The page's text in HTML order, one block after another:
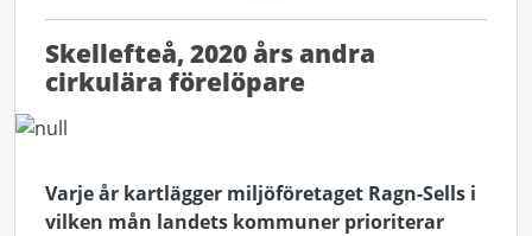
​Skellefteå, 2020 års andra
cirkulära förelöpare
Varje år kartlägger miljöföretaget Ragn-Sells i
vilken mån landets kommuner prioriterar